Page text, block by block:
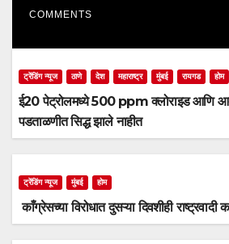
COMMENTS
ट्रेंडिंग न्यूज ठाणे देश महाराष्ट्र मुंबई रायगड होम
ई20 पेट्रोलमध्ये 500 ppm क्लोराइड आणि
पडताळणीत सिद्ध झाले नाहीत
ट्रेंडिंग न्यूज मुंबई होम
काँग्रेसच्या विरोधात दुसऱ्या दिवशीही